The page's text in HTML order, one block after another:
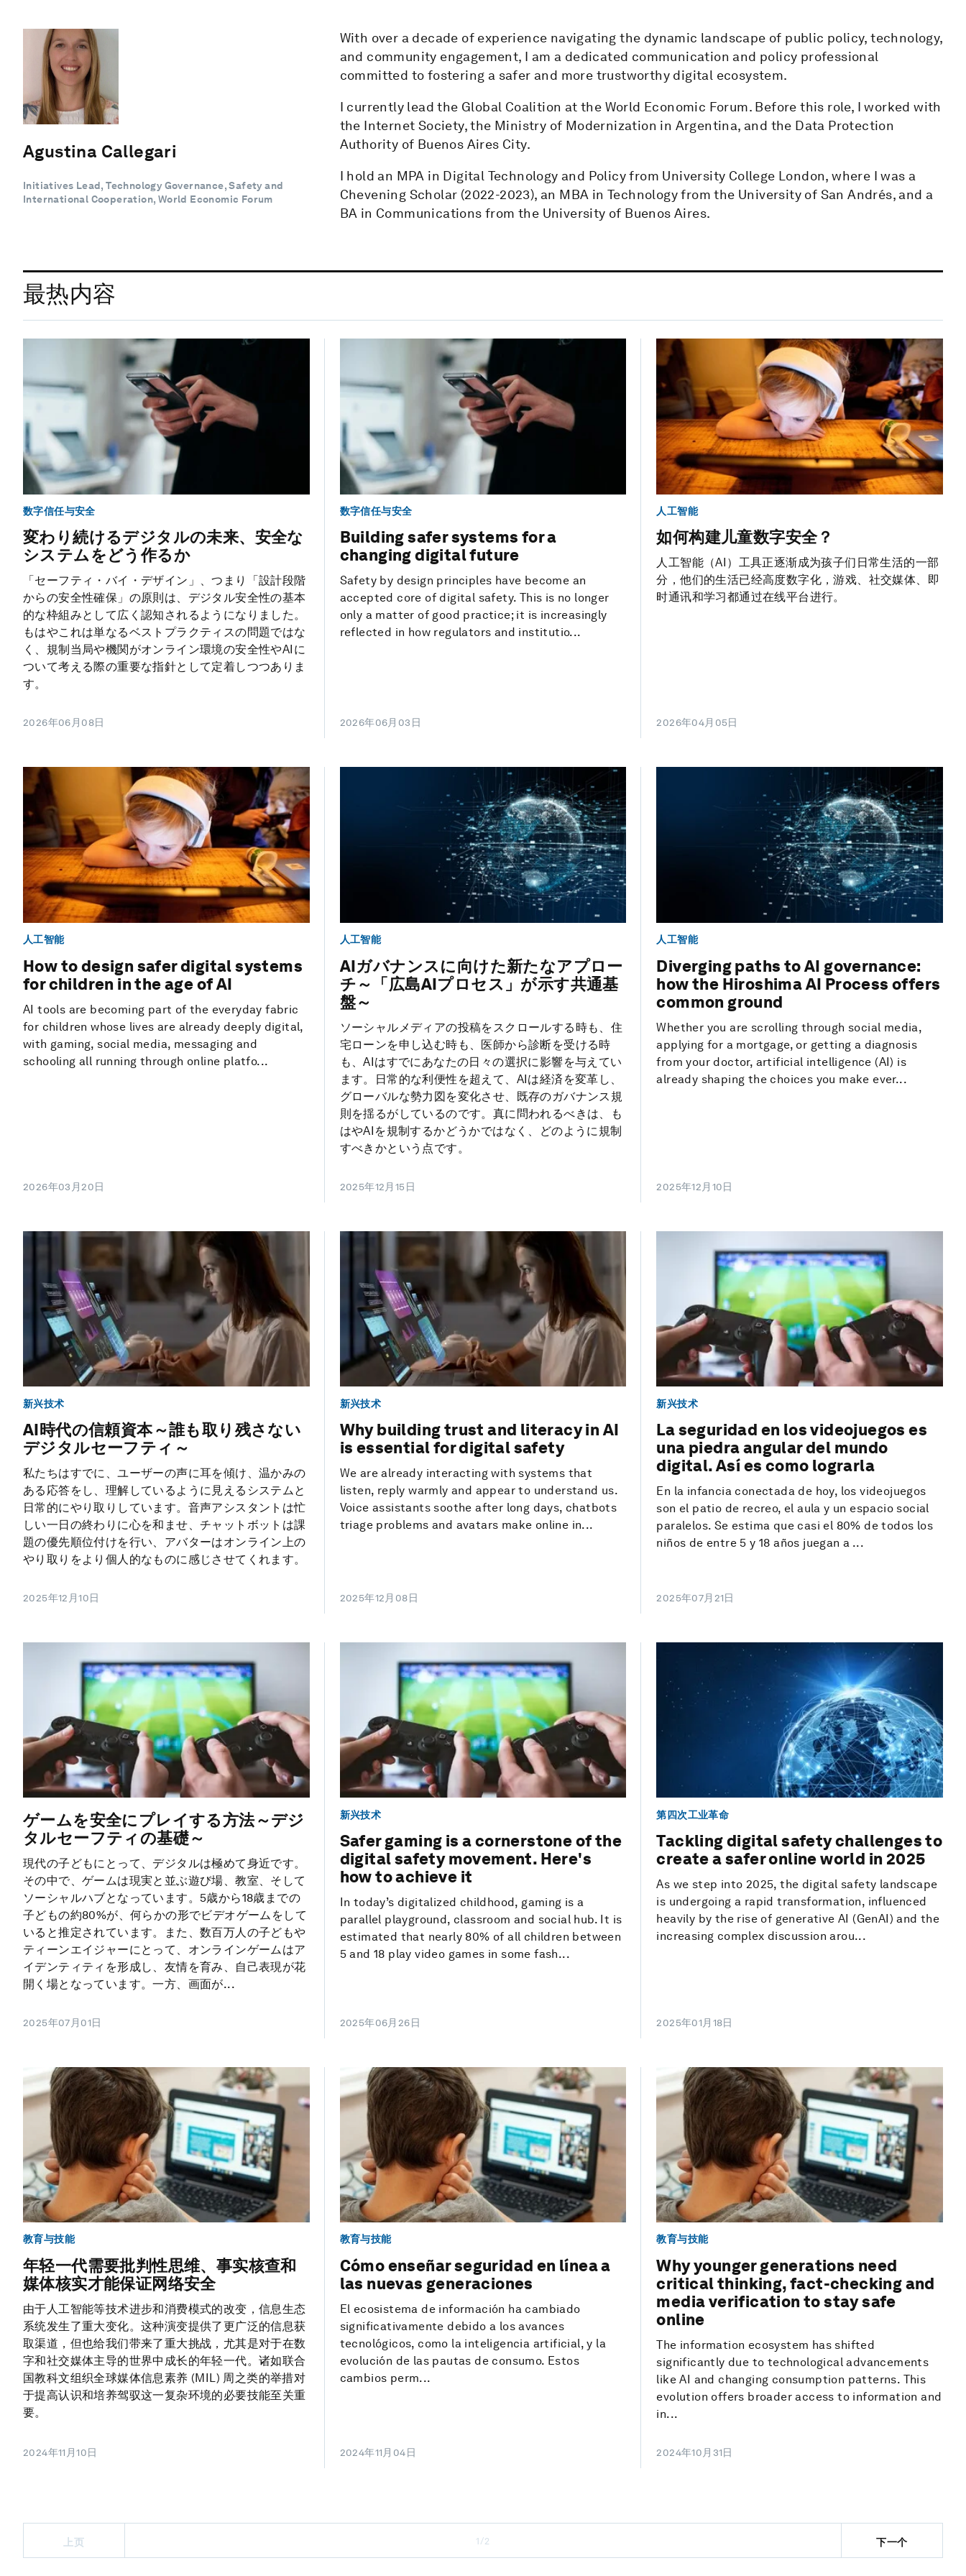
Agustina Callegari
Initiatives Lead, Technology Governance, Safety and
International Cooperation, World Economic Forum
With over a decade of experience navigating the dynamic landscape of public policy, technology,
and community engagement, I am a dedicated communication and policy professional
committed to fostering a safer and more trustworthy digital ecosystem.
I currently lead the Global Coalition at the World Economic Forum. Before this role, I worked with
the Internet Society, the Ministry of Modernization in Argentina, and the Data Protection
Authority of Buenos Aires City.
I hold an MPA in Digital Technology and Policy from University College London, where I was a
Chevening Scholar (2022-2023), an MBA in Technology from the University of San Andrés, and a
BA in Communications from the University of Buenos Aires.
最热内容
数字信任与安全
変わり続けるデジタルの未来、安全な
システムをどう作るか
「セーフティ・バイ・デザイン」、つまり「設計段階
からの安全性確保」の原則は、デジタル安全性の基本
的な枠組みとして広く認知されるようになりました。
もはやこれは単なるベストプラクティスの問題ではな
く、規制当局や機関がオンライン環境の安全性やAIに
ついて考える際の重要な指針として定着しつつありま
す。
2026年06月08日
数字信任与安全
Building safer systems for a
changing digital future
Safety by design principles have become an
accepted core of digital safety. This is no longer
only a matter of good practice; it is increasingly
reflected in how regulators and institutio...
2026年06月03日
人工智能
如何构建儿童数字安全？
人工智能（AI）工具正逐渐成为孩子们日常生活的一部
分，他们的生活已经高度数字化，游戏、社交媒体、即
时通讯和学习都通过在线平台进行。
2026年04月05日
人工智能
How to design safer digital systems
for children in the age of AI
AI tools are becoming part of the everyday fabric
for children whose lives are already deeply digital,
with gaming, social media, messaging and
schooling all running through online platfo...
2026年03月20日
人工智能
AIガバナンスに向けた新たなアプロー
チ～「広島AIプロセス」が示す共通基
盤～
ソーシャルメディアの投稿をスクロールする時も、住
宅ローンを申し込む時も、医師から診断を受ける時
も、AIはすでにあなたの日々の選択に影響を与えてい
ます。日常的な利便性を超えて、AIは経済を変革し、
グローバルな勢力図を変化させ、既存のガバナンス規
則を揺るがしているのです。真に問われるべきは、も
はやAIを規制するかどうかではなく、どのように規制
すべきかという点です。
2025年12月15日
人工智能
Diverging paths to AI governance:
how the Hiroshima AI Process offers
common ground
Whether you are scrolling through social media,
applying for a mortgage, or getting a diagnosis
from your doctor, artificial intelligence (AI) is
already shaping the choices you make ever...
2025年12月10日
新兴技术
AI時代の信頼資本～誰も取り残さない
デジタルセーフティ～
私たちはすでに、ユーザーの声に耳を傾け、温かみの
ある応答をし、理解しているように見えるシステムと
日常的にやり取りしています。音声アシスタントは忙
しい一日の終わりに心を和ませ、チャットボットは課
題の優先順位付けを行い、アバターはオンライン上の
やり取りをより個人的なものに感じさせてくれます。
2025年12月10日
新兴技术
Why building trust and literacy in AI
is essential for digital safety
We are already interacting with systems that
listen, reply warmly and appear to understand us.
Voice assistants soothe after long days, chatbots
triage problems and avatars make online in...
2025年12月08日
新兴技术
La seguridad en los videojuegos es
una piedra angular del mundo
digital. Así es como lograrla
En la infancia conectada de hoy, los videojuegos
son el patio de recreo, el aula y un espacio social
paralelos. Se estima que casi el 80% de todos los
niños de entre 5 y 18 años juegan a ...
2025年07月21日
ゲームを安全にプレイする方法～デジ
タルセーフティの基礎～
現代の子どもにとって、デジタルは極めて身近です。
その中で、ゲームは現実と並ぶ遊び場、教室、そして
ソーシャルハブとなっています。5歳から18歳までの
子どもの約80%が、何らかの形でビデオゲームをして
いると推定されています。また、数百万人の子どもや
ティーンエイジャーにとって、オンラインゲームはア
イデンティティを形成し、友情を育み、自己表現が花
開く場となっています。一方、画面が...
2025年07月01日
新兴技术
Safer gaming is a cornerstone of the
digital safety movement. Here's
how to achieve it
In today’s digitalized childhood, gaming is a
parallel playground, classroom and social hub. It is
estimated that nearly 80% of all children between
5 and 18 play video games in some fash...
2025年06月26日
第四次工业革命
Tackling digital safety challenges to
create a safer online world in 2025
As we step into 2025, the digital safety landscape
is undergoing a rapid transformation, influenced
heavily by the rise of generative AI (GenAI) and the
increasing complex discussion arou...
2025年01月18日
教育与技能
年轻一代需要批判性思维、事实核查和
媒体核实才能保证网络安全
由于人工智能等技术进步和消费模式的改变，信息生态
系统发生了重大变化。这种演变提供了更广泛的信息获
取渠道，但也给我们带来了重大挑战，尤其是对于在数
字和社交媒体主导的世界中成长的年轻一代。诸如联合
国教科文组织全球媒体信息素养 (MIL) 周之类的举措对
于提高认识和培养驾驭这一复杂环境的必要技能至关重
要。
2024年11月10日
教育与技能
Cómo enseñar seguridad en línea a
las nuevas generaciones
El ecosistema de información ha cambiado
significativamente debido a los avances
tecnológicos, como la inteligencia artificial, y la
evolución de las pautas de consumo. Estos
cambios perm...
2024年11月04日
教育与技能
Why younger generations need
critical thinking, fact-checking and
media verification to stay safe
online
The information ecosystem has shifted
significantly due to technological advancements
like AI and changing consumption patterns. This
evolution offers broader access to information and
in...
2024年10月31日
上页 1/2 下一个